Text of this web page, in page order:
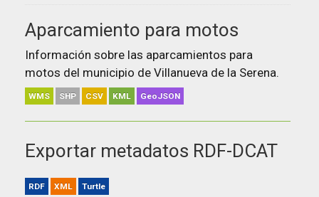
Aparcamiento para motos
Información sobre las aparcamientos para
motos del municipio de Villanueva de la Serena.
WMS SHP CSV KML GeoJSON
Exportar metadatos RDF-DCAT
RDF XML Turtle